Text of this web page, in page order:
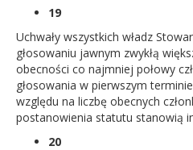
19
Uchwały wszystkich władz
głosowaniu jawnym zwykłą
obecności co najmniej połowy
głosowania w pierwszym
względu na liczbę obecnych
postanowienia statutu stanowią
20